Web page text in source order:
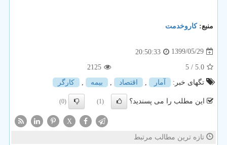
منبع:كاروخدمت
1399/05/29
20:50:33
5.0
/ 5
2125
تگهای خبر:
آمار , اقتصاد , بیمه , كارگر
این مطلب را می پسندید؟ (1)
(0)
X
تازه ترین مطالب مرتبط